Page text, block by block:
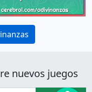
nuevos juegos